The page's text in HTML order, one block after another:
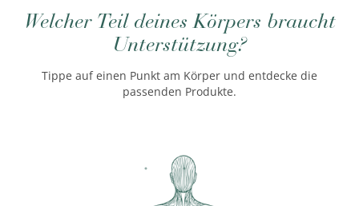
Welcher Teil deines Körpers braucht
Unterstützung?
Tippe auf einen Punkt am Körper und entdecke die
passenden Produkte.